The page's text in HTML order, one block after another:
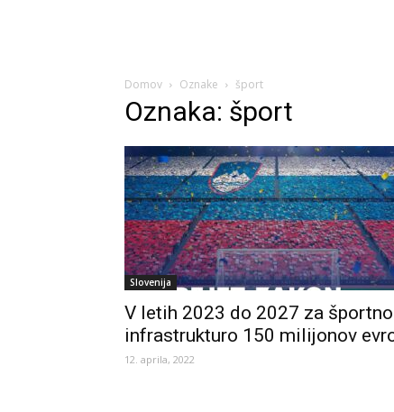
Domov Oznake šport
Oznaka: šport
Slovenija
V letih 2023 do 2027 za športno
infrastrukturo 150 milijonov
12. aprila, 2022